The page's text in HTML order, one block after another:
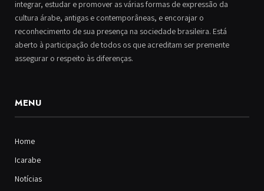
integrar, estudar e promover as várias formas de expressão da
cultura árabe, antigas e contemporâneas, e encorajar o
reconhecimento de sua presença na sociedade brasileira. Está
aberto à participação de todos os que acreditam ser premente
assegurar o respeito às diferenças.
MENU
Home
Icarabe
Notícias